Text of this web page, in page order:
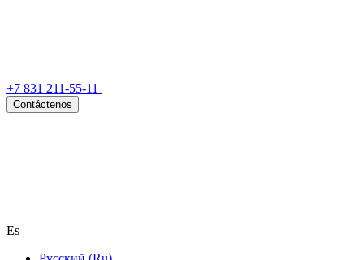
+7 831 211-55-11
Contáctenos
Es